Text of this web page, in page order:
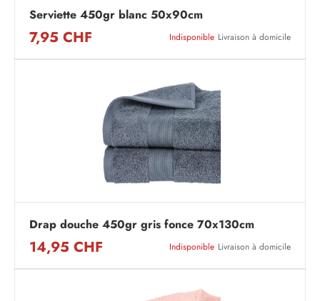
Serviette 450gr blanc 50x90cm
7,95 CHF Indisponible Livraison à domicile
Drap douche 450gr gris fonce 70x130cm
14,95 CHF Indisponible Livraison à domicile